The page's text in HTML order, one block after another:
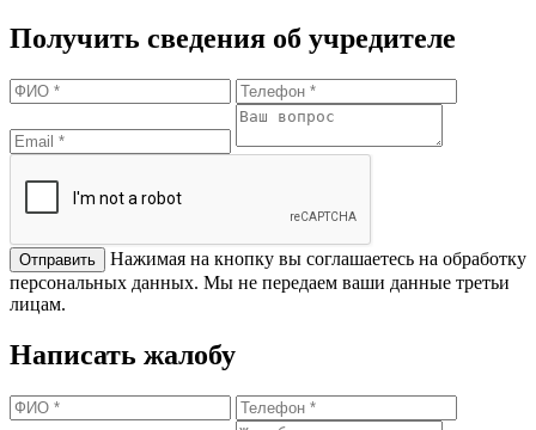
Получить сведения об учредителе
Нажимая на кнопку вы соглашаетесь на обработку
персональных данных. Мы не передаем ваши данные третьи
лицам.
Написать жалобу